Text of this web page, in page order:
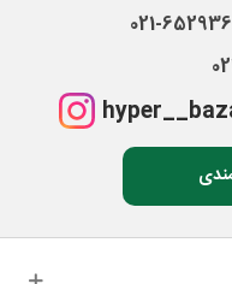
021-